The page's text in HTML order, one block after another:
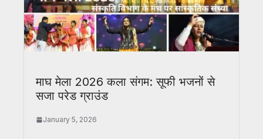
माघ मेला 2026 कला संगम: सूफी भजनों से
सजा परेड ग्राउंड
January 5, 2026